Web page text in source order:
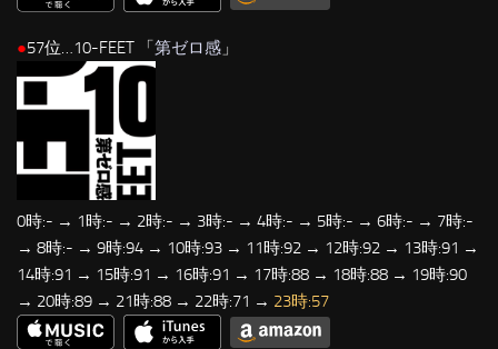
●57位…10-FEET 「第ゼロ感 」
0時:- → 1時:- → 2時:- → 3時:- → 4時:- → 5時:- → 6時:- → 7時:-
→ 8時:- → 9時:94 → 10時:93 → 11時:92 → 12時:92 → 13時:91 →
14時:91 → 15時:91 → 16時:91 → 17時:88 → 18時:88 → 19時:90
→ 20時:89 → 21時:88 → 22時:71 → 23時:57